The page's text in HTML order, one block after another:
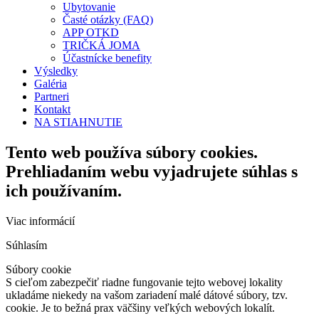
Ubytovanie
Časté otázky (FAQ)
APP OTKD
TRIČKÁ JOMA
Účastnícke benefity
Výsledky
Galéria
Partneri
Kontakt
NA STIAHNUTIE
Tento web používa súbory cookies.
Prehliadaním webu vyjadrujete súhlas s
ich používaním.
Viac informácií
Súhlasím
Súbory cookie
S cieľom zabezpečiť riadne fungovanie tejto webovej lokality
ukladáme niekedy na vašom zariadení malé dátové súbory, tzv.
cookie. Je to bežná prax väčšiny veľkých webových lokalít.